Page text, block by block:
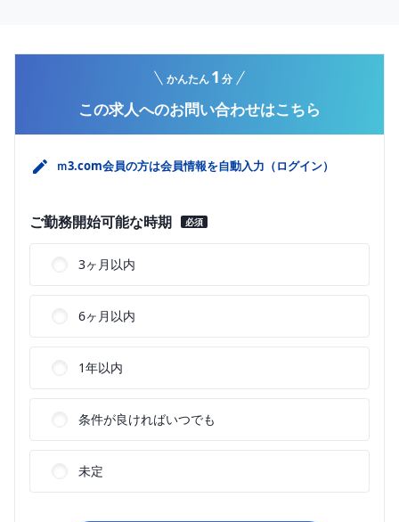
この求人へのお問い合わせはこちら
かんたん1 分
ｍ3.com会員の方は会員情報を自動入力（ログイン）
ご勤務開始可能な時期 必須
3ヶ月以内
6ヶ月以内
1年以内
条件が良ければいつでも
未定